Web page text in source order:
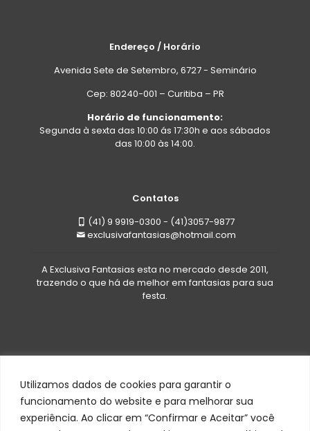
Utilizamos dados de cookies para garantir o
funcionamento do website e para melhorar sua
experiência. Ao clicar em “Confirmar e Aceitar” você
Endereço / Horário
Avenida Sete de Setembro, 6727 - Seminário
Cep: 80240-001 – Curitiba – PR
Horário de funcionamento:
Segunda à sexta das 10:00 ás 17:30h e aos sábados
das 10:00 às 14:00.
Contatos
(41) 9 9919-0300 - (41)3057-9877
exclusivafantasias@hotmail.com
A Exclusiva Fantasias esta no mercado desde 2011,
trazendo o que há de melhor em fantasias para sua
festa.